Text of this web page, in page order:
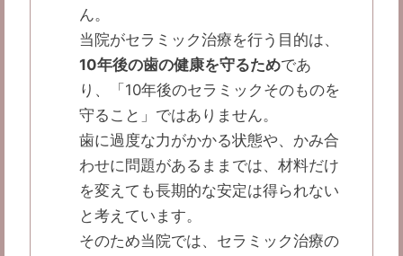
ん。
当院がセラミック治療を行う目的は、
10年後の歯の健康を守るためであ
り、「10年後のセラミックそのものを
守ること」ではありません。
歯に過度な力がかかる状態や、かみ合
わせに問題があるままでは、材料だけ
を変えても長期的な安定は得られない
と考えています。
そのため当院では、セラミック治療の